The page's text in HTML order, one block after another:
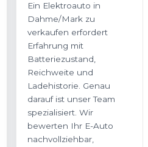
Ein Elektroauto in
Dahme/Mark zu
verkaufen erfordert
Erfahrung mit
Batteriezustand,
Reichweite und
Ladehistorie. Genau
darauf ist unser Team
spezialisiert. Wir
bewerten Ihr E-Auto
nachvollziehbar,